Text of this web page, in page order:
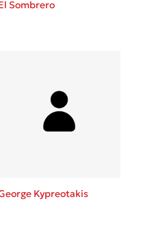
Sombrero
Kypreotakis